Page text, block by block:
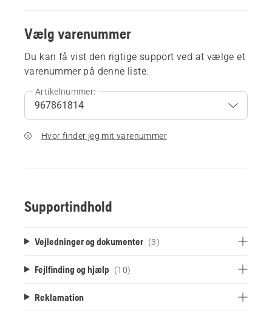
Vælg varenummer
Du kan få vist den rigtige support ved at vælge et
varenummer på denne liste.
Artikelnummer:
Hvor finder jeg mit varenummer
Supportindhold
Vejledninger og dokumenter (3)
Fejlfinding og hjælp (10)
Reklamation